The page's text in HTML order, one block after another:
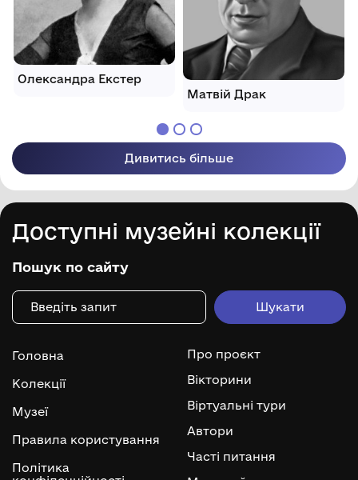
Олександра Екстер
Матвій Драк
Дивитись більше
Доступні музейні колекції
Пошук по сайту
Головна
Колекції
Музеї
Правила користування
Політика
Про проєкт
Вікторини
Віртуальні тури
Автори
Часті питання